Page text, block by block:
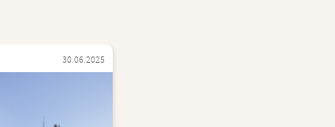
30.06.2025